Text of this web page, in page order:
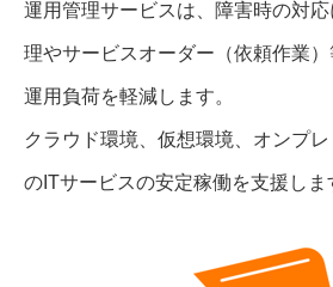
運用管理サービスは、障害時の対
理やサービスオーダー（依頼作業
運用負荷を軽減します。
クラウド環境、仮想環境、オンプ
のITサービスの安定稼働を支援しま